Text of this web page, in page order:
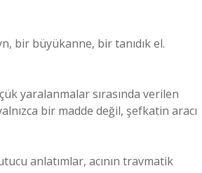
bir büyükanne, bir tanıdık el.
yaralanmalar sırasında verilen
bir madde değil, şefkatin aracı
anlatımlar, acının travmatik